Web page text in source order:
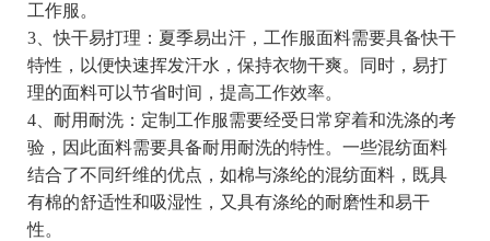
工作服。
3、快干易打理：夏季易出汗，工作服面料需要具备快干
特性，以便快速挥发汗水，保持衣物干爽。同时，易打
理的面料可以节省时间，提高工作效率。
4、耐用耐洗：定制工作服需要经受日常穿着和洗涤的考
验，因此面料需要具备耐用耐洗的特性。一些混纺面料
结合了不同纤维的优点，如棉与涤纶的混纺面料，既具
有棉的舒适性和吸湿性，又具有涤纶的耐磨性和易干
性。